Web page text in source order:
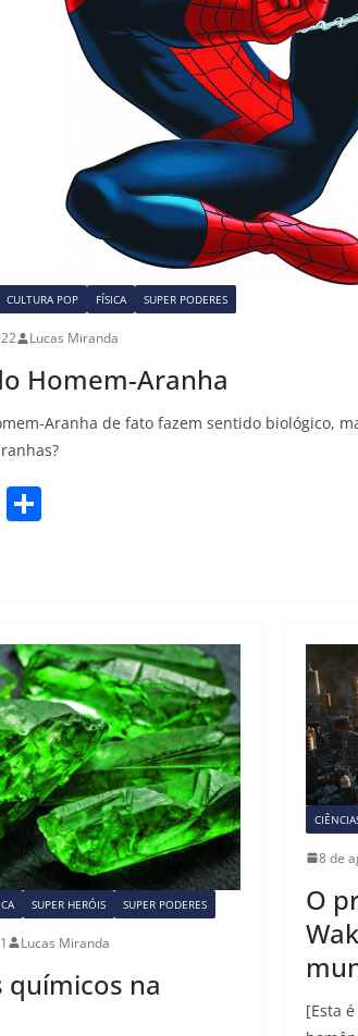
CULTURA POP FÍSICA SUPER PODERES
Lucas Miranda
Homem-Aranha
Aranha de fato fazem sentido biológico,
E
SUPER HERÓIS SUPER PODERES
Lucas Miranda
químicos na
8 de
O
[Esta